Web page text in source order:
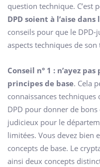
question technique. C’est
DPD soient à l’aise
conseils pour que le
aspects techniques de son
Conseil n° 1 : n’ayez
principes de base. Cela
connaissances
DPD pour donner de
judicieux pour le
limitées. Vous devez bien
concepts de base. Le
ainsi deux concepts